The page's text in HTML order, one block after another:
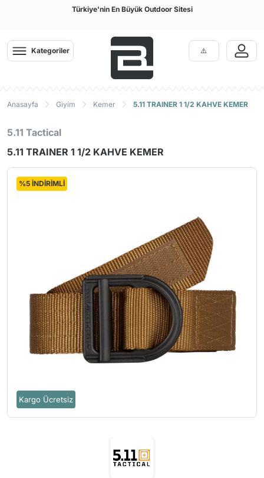
Türkiye'nin En Büyük Outdoor Sitesi
Kategoriler
Anasayfa Giyim Kemer 5.11 TRAINER 1 1/2 KAHVE KEMER
5.11 Tactical
5.11 TRAINER 1 1/2 KAHVE KEMER
Kargo Ücretsiz
%5 İNDİRİMLİ